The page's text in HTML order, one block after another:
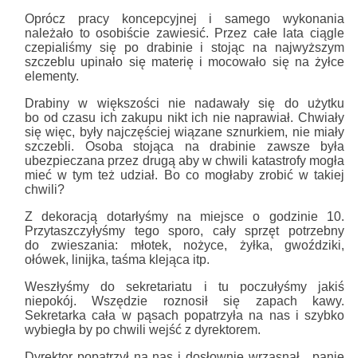
Oprócz pracy koncepcyjnej i samego wykonania
należało to osobiście zawiesić. Przez całe lata ciągle
czepialiśmy się po drabinie i stojąc na najwyższym
szczeblu upinało się materię i mocowało się na żyłce
elementy.
Drabiny w większości nie nadawały się do użytku
bo od czasu ich zakupu nikt ich nie naprawiał. Chwiały
się więc, były najczęściej wiązane sznurkiem, nie miały
szczebli. Osoba stojąca na drabinie zawsze była
ubezpieczana przez drugą aby w chwili katastrofy mogła
mieć w tym też udział. Bo co mogłaby zrobić w takiej
chwili?
Z dekoracją dotarłyśmy na miejsce o godzinie 10.
Przytaszczyłyśmy tego sporo, cały sprzęt potrzebny
do zwieszania: młotek, nożyce, żyłka, gwoździki,
ołówek, linijka, taśma klejąca itp.
Weszłyśmy do sekretariatu i tu poczułyśmy jakiś
niepokój. Wszędzie roznosił się zapach kawy.
Sekretarka cała w pąsach popatrzyła na nas i szybko
wybiegła by po chwili wejść z dyrektorem.